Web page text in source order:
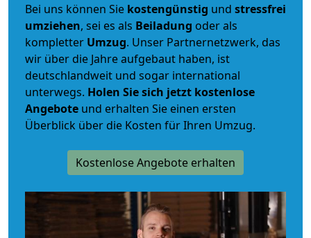
Bei uns können Sie kostengünstig und stressfrei
umziehen, sei es als Beiladung oder als
kompletter Umzug. Unser Partnernetzwerk, das
wir über die Jahre aufgebaut haben, ist
deutschlandweit und sogar international
unterwegs. Holen Sie sich jetzt kostenlose
Angebote und erhalten Sie einen ersten
Überblick über die Kosten für Ihren Umzug.
Kostenlose Angebote erhalten